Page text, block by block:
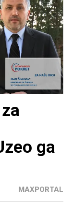
ga
MAXPORTAL